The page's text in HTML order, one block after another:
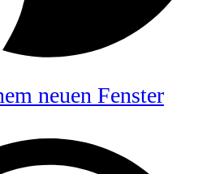
neuen Fenster